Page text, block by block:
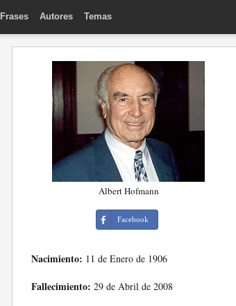
Frases Autores Temas
Albert Hofmann
Facebook
Nacimiento: 11 de Enero de 1906
Fallecimiento: 29 de Abril de 2008